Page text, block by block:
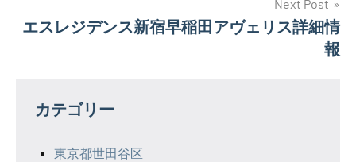
ビ
ー
Next Post
エスレジデンス新宿早稲田アヴェリス詳細情
報
カテゴリー
東京都世田谷区